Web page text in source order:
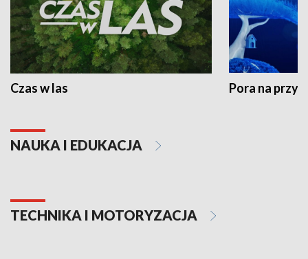
Czas w las Pora na
NAUKA I EDUKACJA
TECHNIKA I MOTORYZACJA